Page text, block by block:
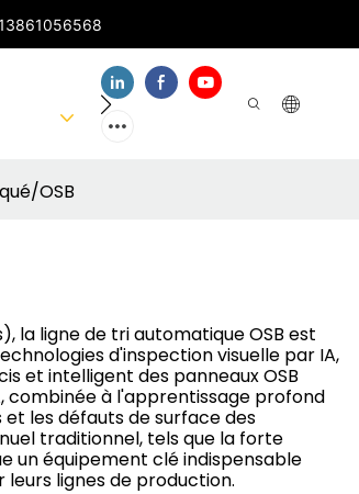
À PROPOS DE NOUS
OSB
la ligne de tri automatique OSB est
d'inspection visuelle par IA,
et intelligent des panneaux OSB
combinée à l'apprentissage profond
les défauts de surface des
traditionnel, tels que la forte
un équipement clé indispensable
lignes de production.